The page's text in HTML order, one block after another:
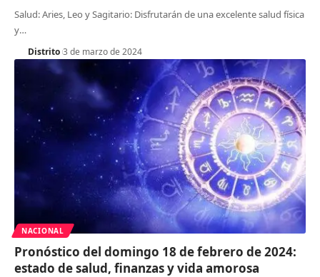
Salud: Aries, Leo y Sagitario: Disfrutarán de una excelente salud física
y…
Distrito 3 de marzo de 2024
NACIONAL
Pronóstico del domingo 18 de febrero de 2024:
estado de salud, finanzas y vida amorosa